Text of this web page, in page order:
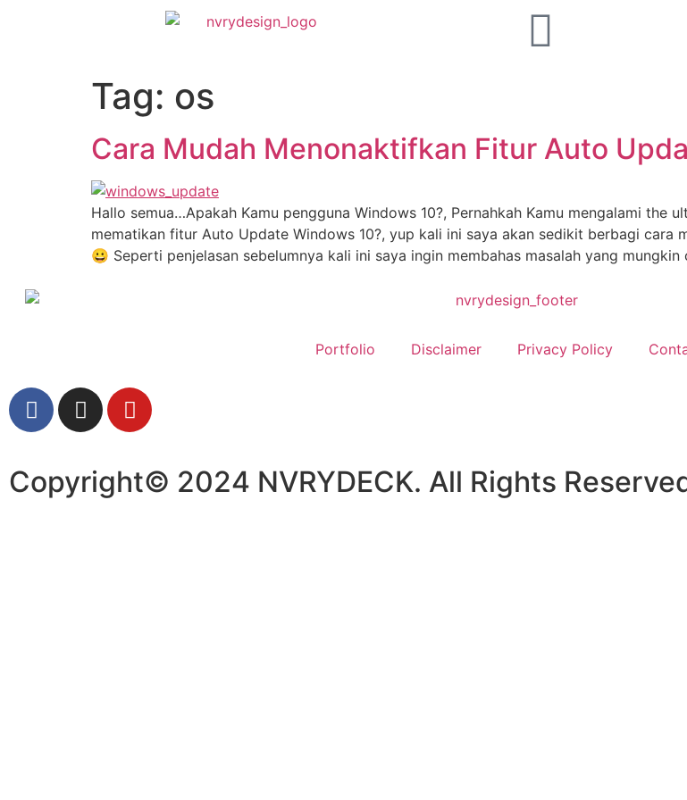
Tag: os
Cara Mudah Menonaktifkan Fitur Auto
Hallo semua…Apakah Kamu pengguna Windows 10?, Pernahkah Kamu mengalami
mematikan fitur Auto Update Windows 10?, yup kali ini saya akan sedikit berbagi cara
😀 Seperti penjelasan sebelumnya kali ini saya ingin membahas masalah yang
Portfolio Disclaimer Privacy Policy
Copyright© 2024 NVRYDECK. All Rights